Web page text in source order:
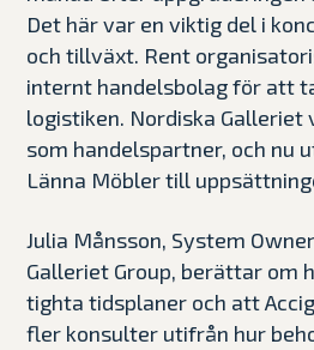
Det här var en viktig del i
och tillväxt. Rent
internt handelsbolag för att
logistiken. Nordiska Galleriet
som handelspartner, och nu
Länna Möbler till
Julia Månsson, System
Galleriet Group, berättar om
tighta tidsplaner och att
fler konsulter utifrån hur